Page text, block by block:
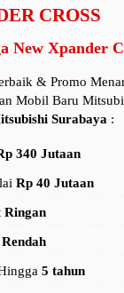
CROSS
New Xpander
& Promo
Mobil Baru
Surabaya :
340 Jutaan
Rp 40 Jutaan
Ringan
Rendah
5 tahun